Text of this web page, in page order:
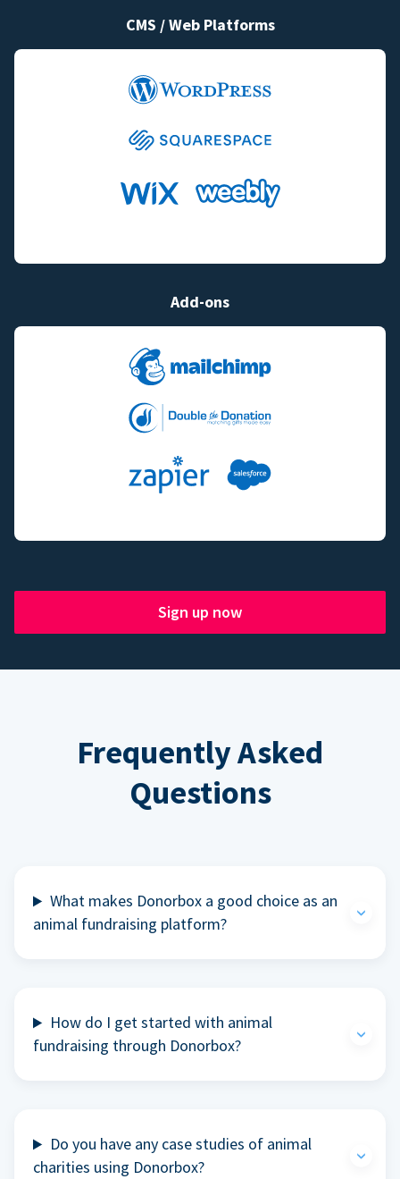
CMS / Web Platforms
Add-ons
Sign up now
Frequently Asked
Questions
What makes Donorbox a good choice as an
animal fundraising platform?
How do I get started with animal
fundraising through Donorbox?
Do you have any case studies of animal
charities using Donorbox?